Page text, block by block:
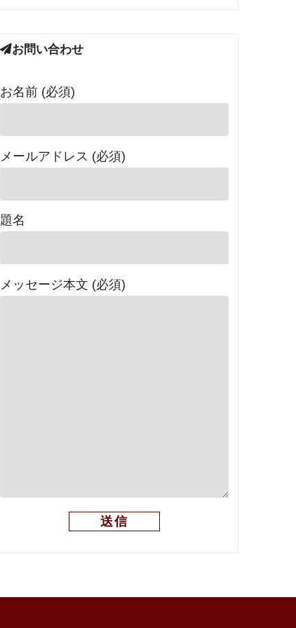
お問い合わせ
お名前 (必須)
メールアドレス (必須)
題名
メッセージ本文 (必須)